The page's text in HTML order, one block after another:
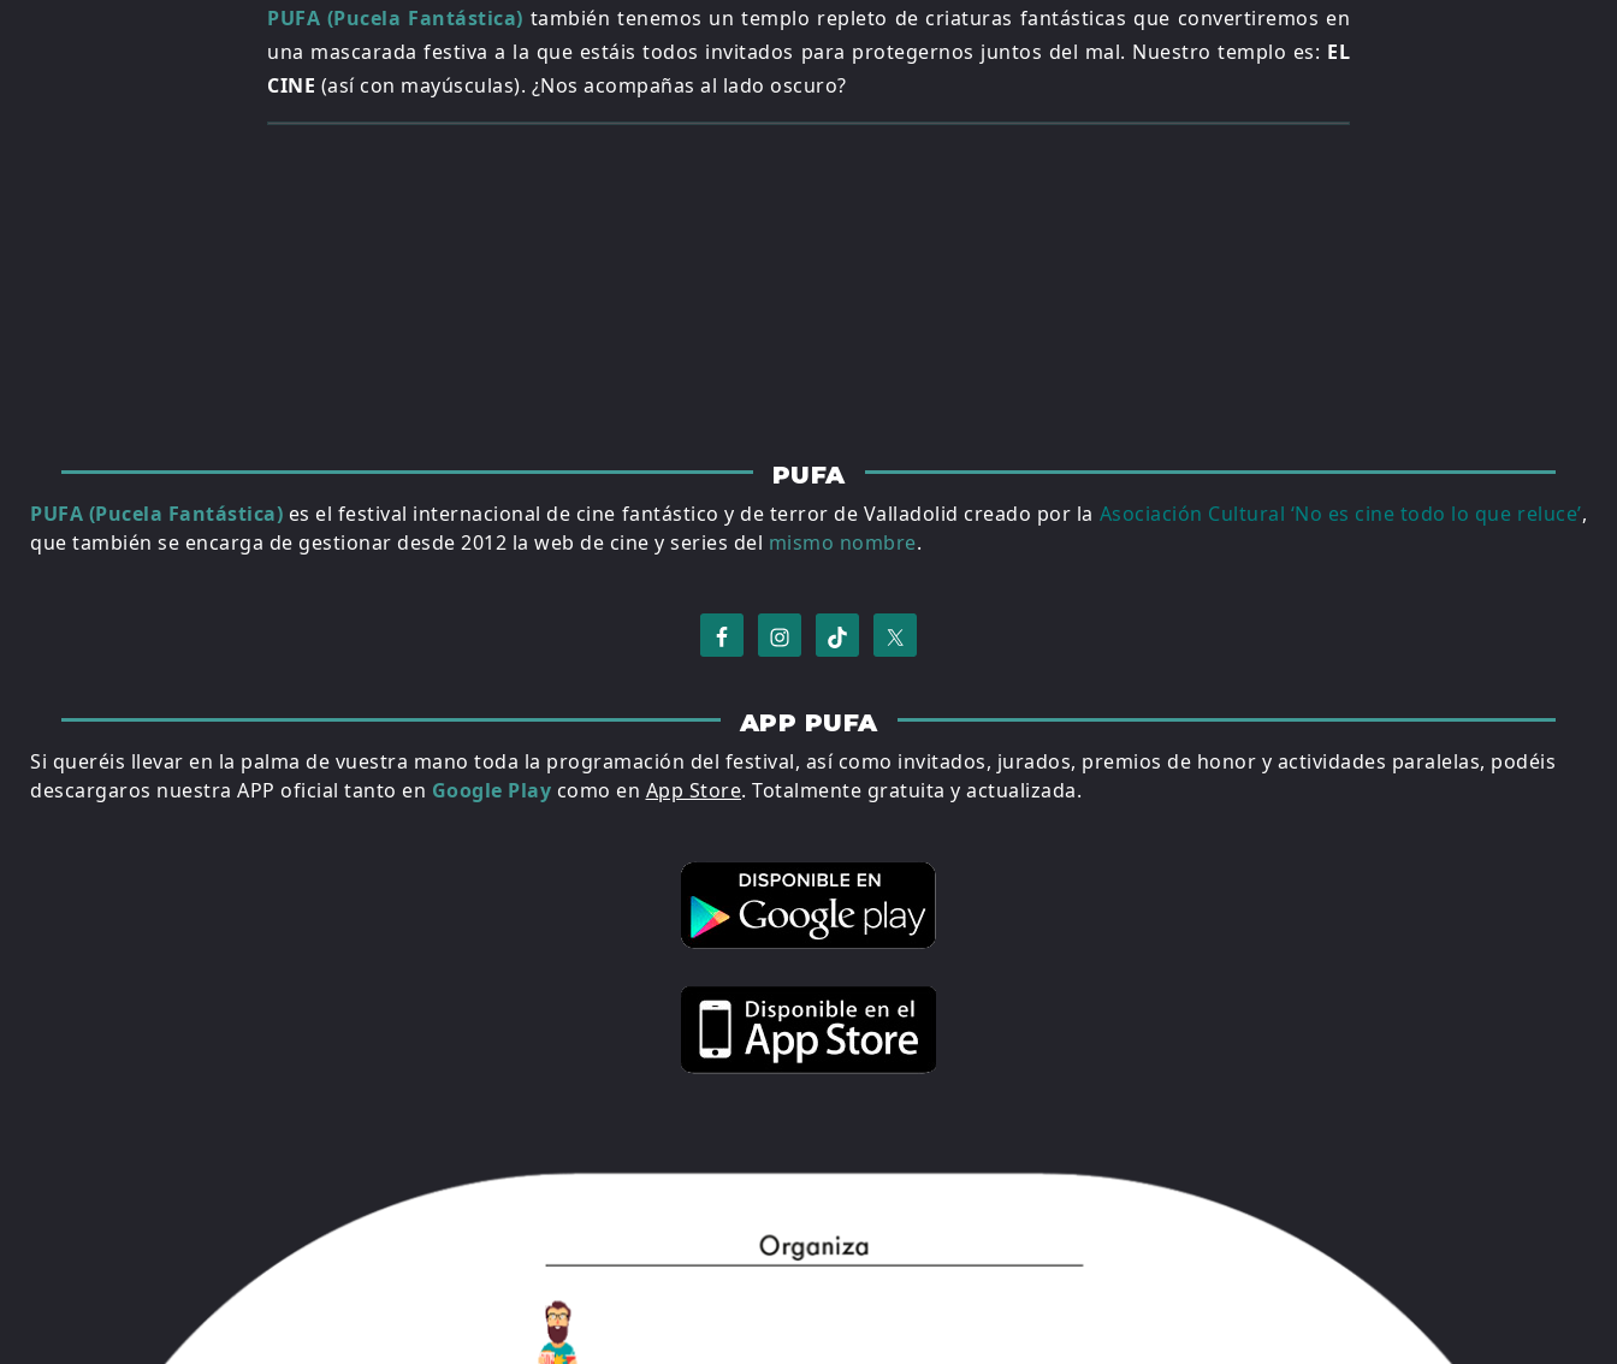
PUFA (Pucela Fantástica) también tenemos un templo repleto de criaturas fantásticas que convertiremos en
una mascarada festiva a la que estáis todos invitados para protegernos juntos del mal. Nuestro templo es: EL
CINE (así con mayúsculas). ¿Nos acompañas al lado oscuro?
PUFA
PUFA (Pucela Fantástica) es el festival internacional de cine fantástico y de terror de Valladolid creado por la Asociación Cultural ‘No es cine todo lo que reluce’,
que también se encarga de gestionar desde 2012 la web de cine y series del mismo nombre.
APP PUFA
Si queréis llevar en la palma de vuestra mano toda la programación del festival, así como invitados, jurados, premios de honor y actividades paralelas, podéis
descargaros nuestra APP oficial tanto en Google Play como en App Store. Totalmente gratuita y actualizada.